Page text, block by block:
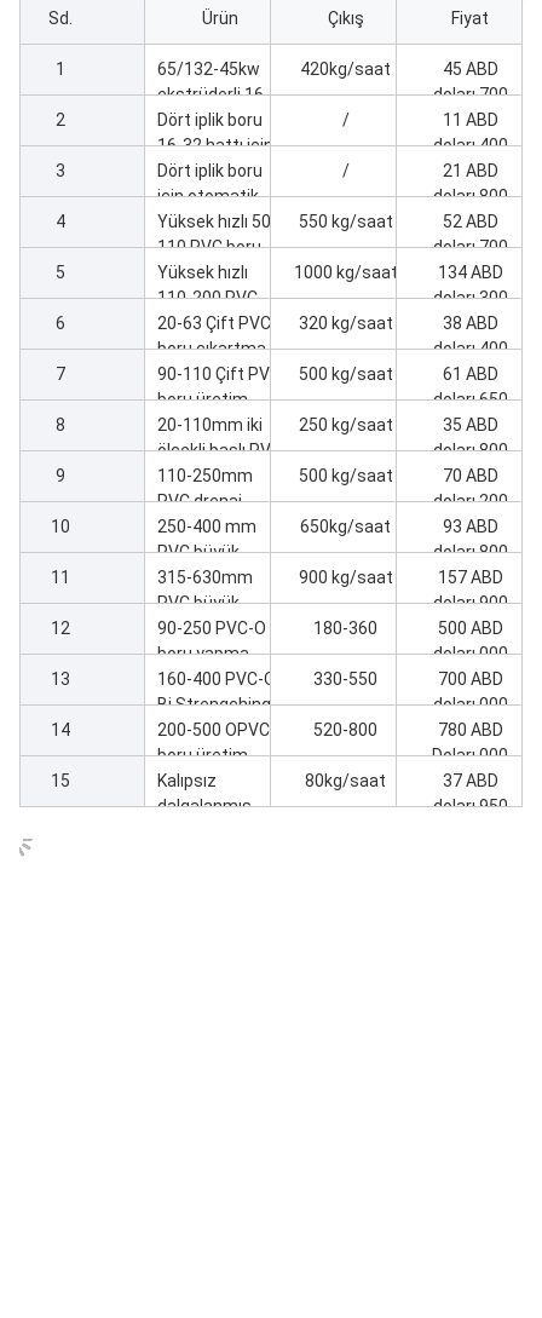
Sd. Ürün Çıkış Fiyat
1
65/132-45kw
ekstrüderli 16-
32mm dört
boru hattı
420kg/saat
45 ABD
doları,700
2
Dört iplik boru
16-32 hattı için
10 boşluk
çanlama
makinesi
/
11 ABD
doları,400
3
Dört iplik boru
için otomatik
ambalaj
makinesi 16-32
makinesi
/
21 ABD
doları,800
4
Yüksek hızlı 50-
110 PVC boru
üretim hattı
550 kg/saat
52 ABD
doları,700
5
Yüksek hızlı
110-200 PVC
boru
ekstrüzyon
hattı
1000 kg/saat
134 ABD
doları,300
6
20-63 Çift PVC
boru çıkartma
makinesi
320 kg/saat
38 ABD
doları,400
7
90-110 Çift PVC
boru üretim
hattı
500 kg/saat
61 ABD
doları,650
8
20-110mm iki
ölçekli başlı PVC
boru üretim
hattı
250 kg/saat
35 ABD
doları,800
9
110-250mm
PVC drenaj
borusu üretim
hattı
500 kg/saat
70 ABD
doları,200
10
250-400 mm
PVC büyük
boyutlu atık su
boru üretim
hattı
650kg/saat
93 ABD
doları,800
11
315-630mm
PVC büyük
boyutlu boru
üretim hattı
900 kg/saat
157 ABD
doları,900
12
90-250 PVC-O
boru yapma
makinesi
180-360
500 ABD
doları,000
13
160-400 PVC-O
Bi Strengching
boru hattı
330-550
700 ABD
doları,000
14
200-500 OPVC
boru üretim
hattı garantisi
MRS500
520-800
780 ABD
Doları,000
15
Kalıpsız
dalgalanmış
80kg/saat
37 ABD
doları,950